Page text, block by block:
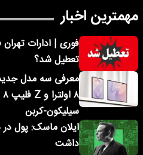
مهمترین اخبار
تعطیل شد؟
سیلیکون-کربن
داشت